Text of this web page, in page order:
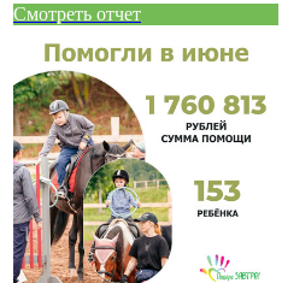
Смотреть отчет